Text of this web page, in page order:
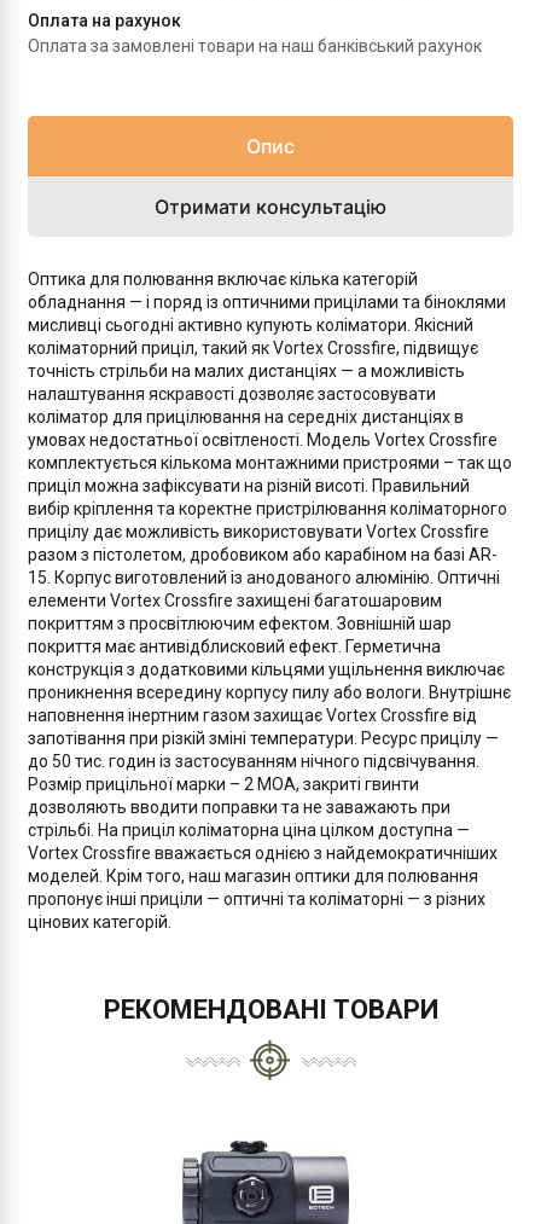
Оплата на рахунок
Оплата за замовлені товари на наш банківський рахунок
Опис
Отримати консультацію
Оптика для полювання включає кілька категорій
обладнання — і поряд із оптичними прицілами та біноклями
мисливці сьогодні активно купують коліматори. Якісний
коліматорний приціл, такий як Vortex Crossfire, підвищує
точність стрільби на малих дистанціях — а можливість
налаштування яскравості дозволяє застосовувати
коліматор для прицілювання на середніх дистанціях в
умовах недостатньої освітленості. Модель Vortex Crossfire
комплектується кількома монтажними пристроями – так що
приціл можна зафіксувати на різній висоті. Правильний
вибір кріплення та коректне пристрілювання коліматорного
прицілу дає можливість використовувати Vortex Crossfire
разом з пістолетом, дробовиком або карабіном на базі AR-
15. Корпус виготовлений із анодованого алюмінію. Оптичні
елементи Vortex Crossfire захищені багатошаровим
покриттям з просвітлюючим ефектом. Зовнішній шар
покриття має антивідблисковий ефект. Герметична
конструкція з додатковими кільцями ущільнення виключає
проникнення всередину корпусу пилу або вологи. Внутрішнє
наповнення інертним газом захищає Vortex Crossfire від
запотівання при різкій зміні температури. Ресурс прицілу —
до 50 тис. годин із застосуванням нічного підсвічування.
Розмір прицільної марки – 2 MOA, закриті гвинти
дозволяють вводити поправки та не заважають при
стрільбі. На приціл коліматорна ціна цілком доступна —
Vortex Crossfire вважається однією з найдемократичніших
моделей. Крім того, наш магазин оптики для полювання
пропонує інші приціли — оптичні та коліматорні — з різних
цінових категорій.
РЕКОМЕНДОВАНІ ТОВАРИ